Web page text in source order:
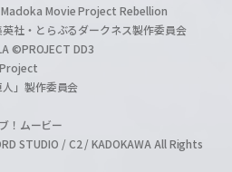
Movie Project Rebellion
社・とらぶるダークネス製作委員会
©PROJECT DD3
」製作委員会
！ムービー
STUDIO / C2 / KADOKAWA All Rights